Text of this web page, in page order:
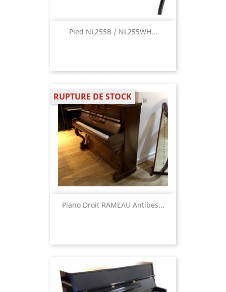
Pied NL255B / NL255WH...
Piano Droit RAMEAU Antibes...
RUPTURE DE STOCK